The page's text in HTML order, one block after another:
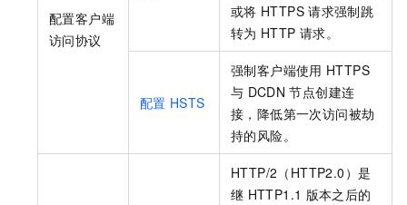
配置客户端
访问协议
或将 HTTPS 请求强制跳
转为 HTTP 请求。
配置 HSTS
强制客户端使用 HTTPS
与 DCDN 节点创建连
接，降低第一次访问被劫
持的风险。
HTTP/2（HTTP2.0）是
继 HTTP1.1 版本之后的